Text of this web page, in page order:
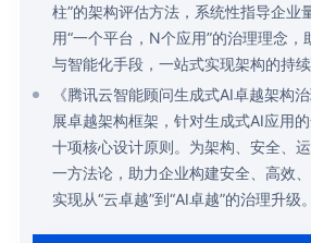
柱”的架构评估方法，系统性指导企业
用“一个平台，N个应用”的治理理念
与智能化手段，一站式实现架构的持续
《腾讯云智能顾问生成式AI卓越架构
展卓越架构框架，针对生成式AI应用
十项核心设计原则。为架构、安全、
一方法论，助力企业构建安全、高效
实现从“云卓越”到“AI卓越”的治理升级。